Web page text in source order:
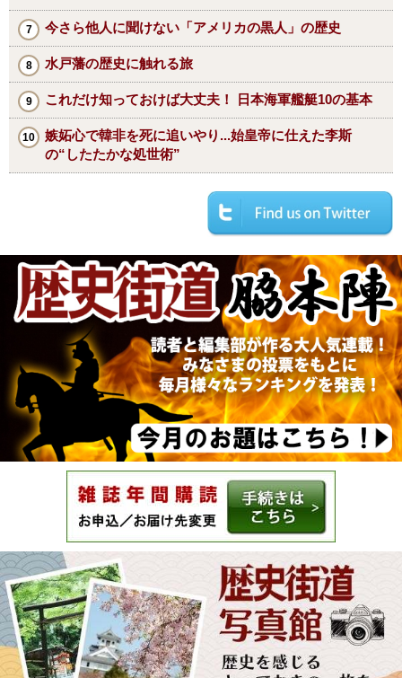
今さら他人に聞けない「アメリカの黒人」の歴史
水戸藩の歴史に触れる旅
これだけ知っておけば大丈夫！ 日本海軍艦艇10の基本
嫉妬心で韓非を死に追いやり...始皇帝に仕えた李斯
の“したたかな処世術”